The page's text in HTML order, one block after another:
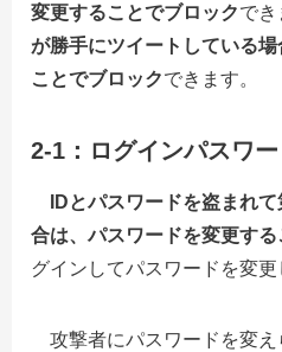
変更することでブロックでき
が勝手にツイートしている
ことでブロックできます。
2-1：ログインパスワ
IDとパスワードを盗まれ
合は、パスワードを変更す
グインしてパスワードを変更
攻撃者にパスワードを変え